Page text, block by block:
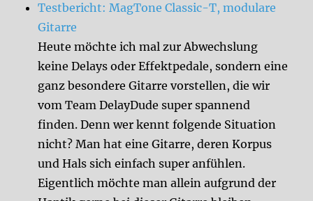
Testbericht: MagTone Classic-T, modulare
Gitarre
Heute möchte ich mal zur Abwechslung
keine Delays oder Effektpedale, sondern eine
ganz besondere Gitarre vorstellen, die wir
vom Team DelayDude super spannend
finden. Denn wer kennt folgende Situation
nicht? Man hat eine Gitarre, deren Korpus
und Hals sich einfach super anfühlen.
Eigentlich möchte man allein aufgrund der